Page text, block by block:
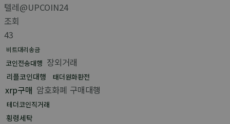
텔레@UPCOIN24
조회
43
비트대리송금
코인전송대행 장외거래
리플코인대행 태더원화환전
xrp구매 암호화폐 구매대행
테더코인직거래
횡령세탁